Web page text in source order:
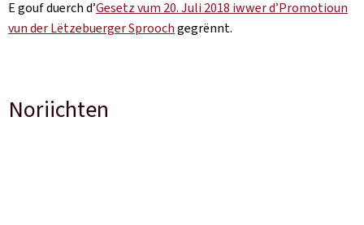
E gouf duerch d’Gesetz vum 20. Juli 2018 iwwer d’Promotioun
vun der Lëtzebuerger Sproochgegrënnt.
Noriichten